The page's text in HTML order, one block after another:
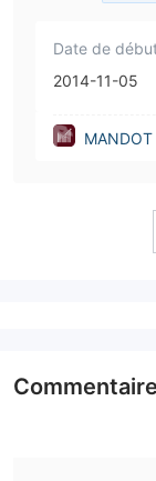
Date de
2014-11-05
MANDOT
Commentaire